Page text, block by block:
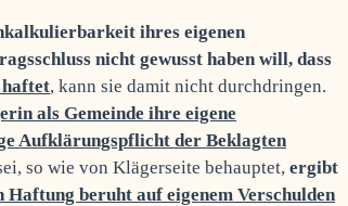
ihres eigenen
nicht gewusst haben will, dass
, kann sie damit nicht durchdringen.
als Gemeinde ihre eigene
Aufklärungspflicht der Beklagten
so wie von Klägerseite behauptet, ergibt
Haftung beruht auf eigenem Verschulden